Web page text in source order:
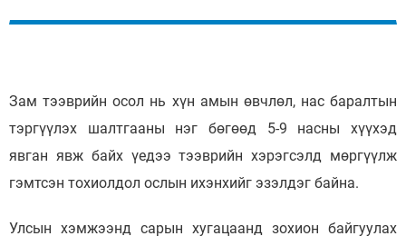
Зам тээврийн осол нь хүн амын өвчлөл, нас баралтын
тэргүүлэх шалтгааны нэг бөгөөд 5-9 насны хүүхэд
явган явж байх үедээ тээврийн хэрэгсэлд мөргүүлж
гэмтсэн тохиолдол ослын ихэнхийг эзэлдэг байна.
Улсын хэмжээнд сарын хугацаанд зохион байгуулах